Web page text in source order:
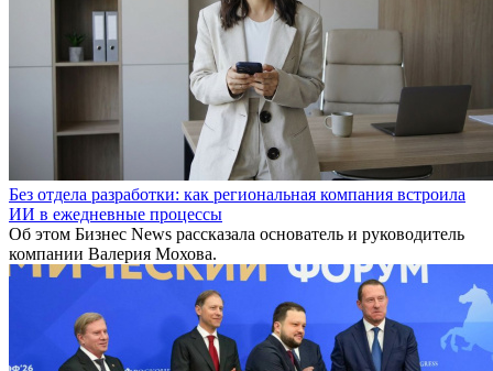
Без отдела разработки: как региональная компания встроила
ИИ в ежедневные процессы
Об этом Бизнес News рассказала основатель и руководитель
компании Валерия Мохова.